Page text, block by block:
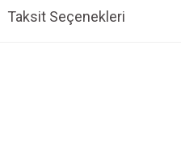
Taksit Seçenekleri